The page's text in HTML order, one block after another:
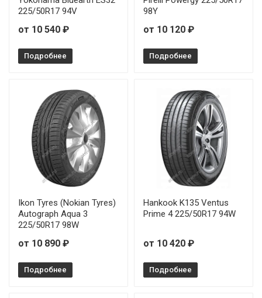
GoodYear Efficientgrip Performance 205/55R17 91V
GoodYear Efficientgrip Performance 205/55R19 97H
GoodYear Efficientgrip Performance 205/60R15 91H
GoodYear Efficientgrip Performance 205/60R16 92V
GoodYear Efficientgrip Performance 205/65R15 94V
GoodYear Efficientgrip Performance 215/45R17 91W
GoodYear Efficientgrip Performance 215/50R19 93T
GoodYear Efficientgrip Performance 225/45R18 95W
GoodYear Efficientgrip Performance 225/50R17 94W
225/50R17 94V
от 10 540 ₽
Подробнее
98Y
от 10 120 ₽
Подробнее
Ikon Tyres (Nokian Tyres)
Autograph Aqua 3
225/50R17 98W
от 10 890 ₽
Подробнее
Hankook K135 Ventus
Prime 4 225/50R17 94W
от 10 420 ₽
Подробнее